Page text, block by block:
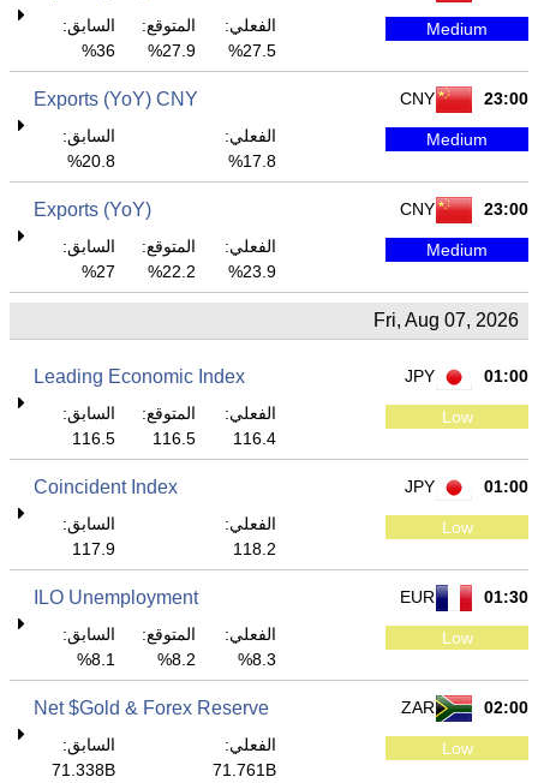
Medium
الفعلي:
27.5%
المتوقع:
27.9%
السابق:
36%
23:00
CNY
Exports (YoY) CNY
Medium
الفعلي:
17.8%
السابق:
20.8%
23:00
CNY
Exports (YoY)
Medium
الفعلي:
23.9%
المتوقع:
22.2%
السابق:
27%
Fri, Aug 07, 2026
01:00
JPY
Leading Economic Index
Low
الفعلي:
116.4
المتوقع:
116.5
السابق:
116.5
01:00
JPY
Coincident Index
Low
الفعلي:
118.2
السابق:
117.9
01:30
EUR
ILO Unemployment
Low
الفعلي:
8.3%
المتوقع:
8.2%
السابق:
8.1%
02:00
ZAR
Net $Gold & Forex Reserve
Low
الفعلي:
71.761B
السابق:
71.338B